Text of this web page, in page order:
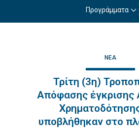
Προγράμματα
ΝΈΑ
Τρίτη (3η)
Απόφασης έγκρισης
υποβλήθηκαν στο